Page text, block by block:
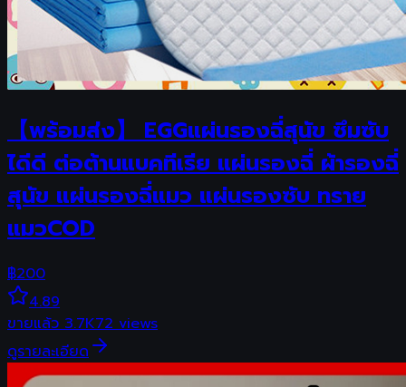
【พร้อมส่ง】 EGGแผ่นรองฉี่สุนัข ซึมซับ
ไดีดี ต่อต้านแบคทีเรีย แผ่นรองฉี่ ผ้ารองฉี่
สุนัข แผ่นรองฉี่แมว แผ่นรองซับ ทราย
แมวCOD
฿200
4.89
ขายแล้ว3.7K72views
ดูรายละเอียด